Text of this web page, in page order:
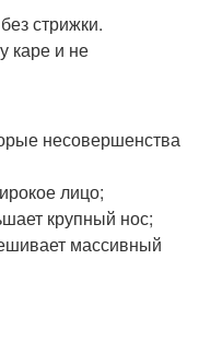
несовершенства
лицо;
крупный нос;
массивный